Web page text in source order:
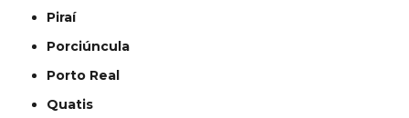
Piraí
Porciúncula
Porto Real
Quatis